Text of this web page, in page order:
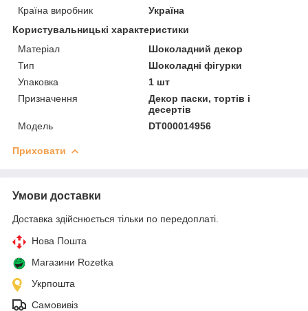
Країна виробник
Україна
Користувальницькі характеристики
Матеріал
Шоколадний декор
Тип
Шоколадні фігурки
Упаковка
1 шт
Призначення
Декор паски, тортів і
десертів
Мoдель
DT000014956
Приховати
Умови доставки
Доставка здійснюється тільки по передоплаті.
Нова Пошта
Магазини Rozetka
Укрпошта
Самовивіз